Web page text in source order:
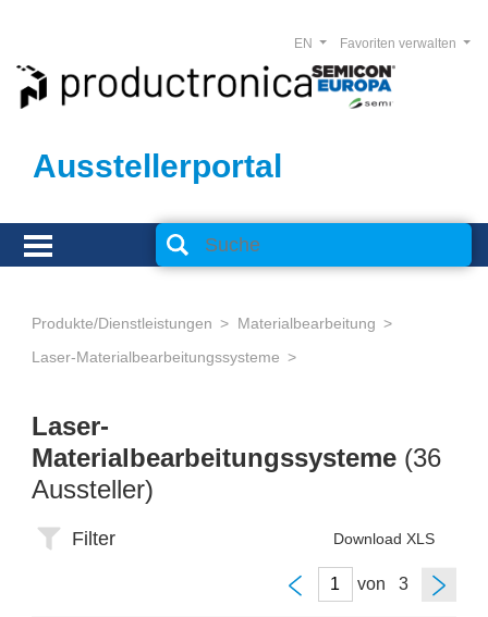
Ausstellerportal
Favoriten verwalten
EN
Produkte/Dienstleistungen
Materialbearbeitung
Laser-Materialbearbeitungssysteme
Laser-
Materialbearbeitungssysteme (36
Aussteller)
Filter Download XLS
von